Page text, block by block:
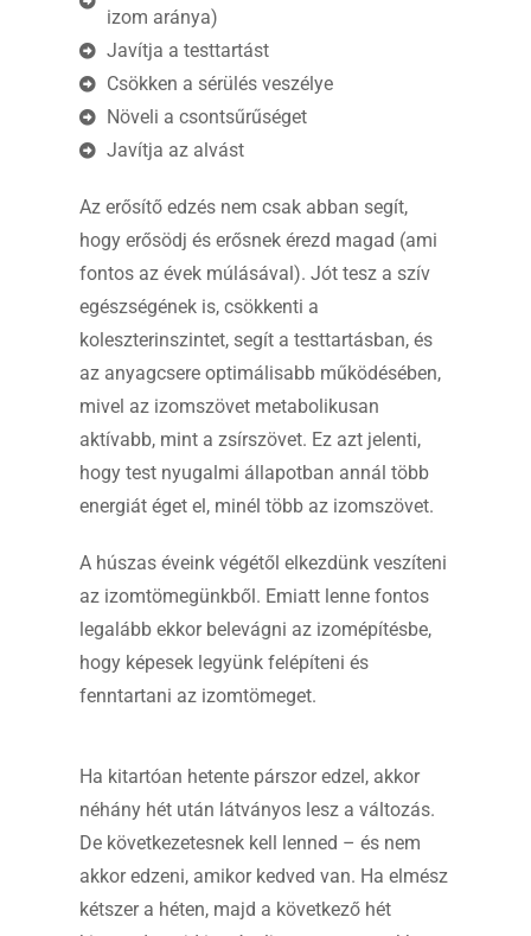
izom aránya)
Javítja a testtartást
Csökken a sérülés veszélye
Növeli a csontsűrűséget
Javítja az alvást
Az erősítő edzés nem csak abban segít,
hogy erősödj és erősnek érezd magad (ami
fontos az évek múlásával). Jót tesz a szív
egészségének is, csökkenti a
koleszterinszintet, segít a testtartásban, és
az anyagcsere optimálisabb működésében,
mivel az izomszövet metabolikusan
aktívabb, mint a zsírszövet. Ez azt jelenti,
hogy test nyugalmi állapotban annál több
energiát éget el, minél több az izomszövet.
A húszas éveink végétől elkezdünk veszíteni
az izomtömegünkből. Emiatt lenne fontos
legalább ekkor belevágni az izomépítésbe,
hogy képesek legyünk felépíteni és
fenntartani az izomtömeget.
Ha kitartóan hetente párszor edzel, akkor
néhány hét után látványos lesz a változás.
De következetesnek kell lenned – és nem
akkor edzeni, amikor kedved van. Ha elmész
kétszer a héten, majd a következő hét